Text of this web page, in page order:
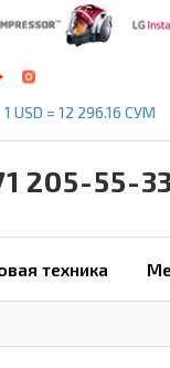
1 USD = 12 296.16 СУМ
205-55-33
техника